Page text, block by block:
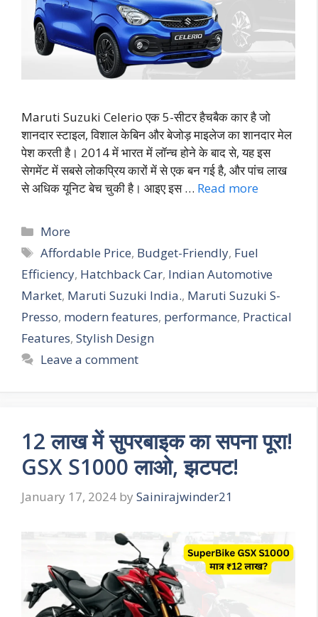
Maruti Suzuki Celerio एक 5-सीटर हैचबैक कार है जो
शानदार स्टाइल, विशाल केबिन और बेजोड़ माइलेज का शानदार मेल
पेश करती है। 2014 में भारत में लॉन्च होने के बाद से, यह इस
सेगमेंट में सबसे लोकप्रिय कारों में से एक बन गई है, और पांच लाख
से अधिक यूनिट बेच चुकी है। आइए इस … Read more
More
Affordable Price, Budget-Friendly, Fuel
Efficiency, Hatchback Car, Indian Automotive
Market, Maruti Suzuki India., Maruti Suzuki S-
Presso, modern features, performance, Practical
Features, Stylish Design
Leave a comment
12 लाख में सुपरबाइक का सपना पूरा!
GSX S1000 लाओ, झटपट!
January 17, 2024 by Sainirajwinder21